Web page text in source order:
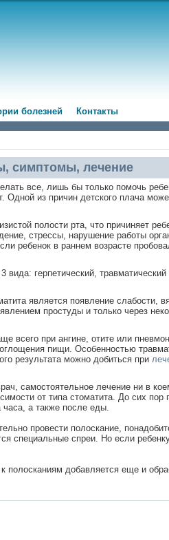
болезней Контакты
симптомы, лечение
все, лишь бы только помочь
Одной из причин детского плача
полости рта, что причиняет
стрессы, нарушение работы
ребенок в раннем возрасте
герпетический,
является появление
простуды и только через
всего при ангине, отите или
пищи. Особенностью
результата можно добиться при
самостоятельное лечение ни в
от типа стоматита. До сих
а также после еды.
провести полоскание,
специальные спреи. Но если
полосканиям добавляется еще и